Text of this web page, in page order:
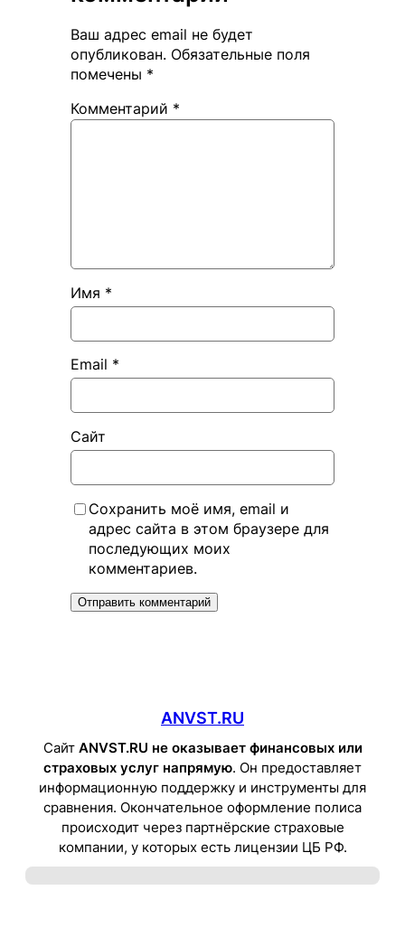
Ваш адрес email не будет
опубликован. Обязательные поля
помечены *
Комментарий *
Имя *
Email *
Сайт
Сохранить моё имя, email и
адрес сайта в этом браузере для
последующих моих
комментариев.
ANVST.RU
Сайт ANVST.RU не оказывает финансовых или
страховых услуг напрямую. Он предоставляет
информационную поддержку и инструменты для
сравнения. Окончательное оформление полиса
происходит через партнёрские страховые
компании, у которых есть лицензии ЦБ РФ.